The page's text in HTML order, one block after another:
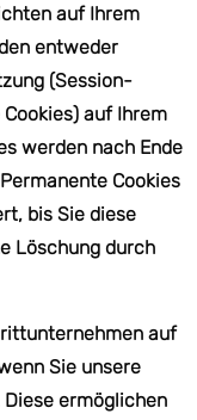
auf Ihrem
entweder
(Session-
auf Ihrem
werden nach Ende
Cookies
bis Sie diese
Löschung durch
auf
Sie unsere
ermöglichen